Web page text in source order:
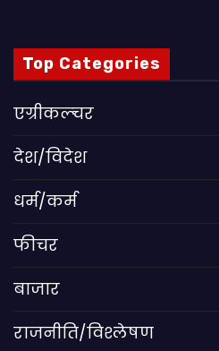
Top Categories
एग्रीकल्चर
देश/विदेश
धर्म/कर्म
फीचर
बाजार
राजनीति/विश्लेषण